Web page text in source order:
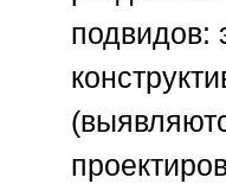
подвидов: